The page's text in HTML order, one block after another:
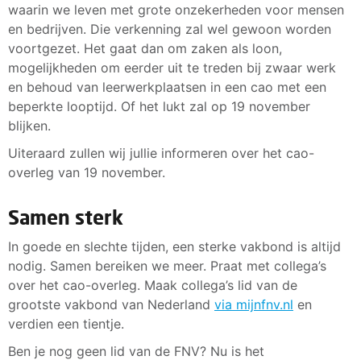
waarin we leven met grote onzekerheden voor mensen
en bedrijven. Die verkenning zal wel gewoon worden
voortgezet. Het gaat dan om zaken als loon,
mogelijkheden om eerder uit te treden bij zwaar werk
en behoud van leerwerkplaatsen in een cao met een
beperkte looptijd. Of het lukt zal op 19 november
blijken.
Uiteraard zullen wij jullie informeren over het cao-
overleg van 19 november.
Samen sterk
In goede en slechte tijden, een sterke vakbond is altijd
nodig. Samen bereiken we meer. Praat met collega’s
over het cao-overleg. Maak collega’s lid van de
grootste vakbond van Nederland via mijnfnv.nl en
verdien een tientje.
Ben je nog geen lid van de FNV? Nu is het